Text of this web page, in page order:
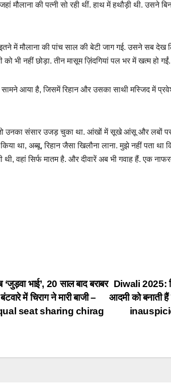
मौलाना की पत्नी सो रही थीं. हाथ में हथौड़ी थी. उसने
में मौलाना की पांच साल की बेटी जाग गई. उसने सब देख
भी नहीं छोड़ा. तीन मासूम ज़िंदगियां पल भर में खत्म हो गईं.
आया है, जिसमें रिहान और उसका साथी मस्जिद में
उनका संसार उजड़ चुका था. आंखों में सूखे आंसू और लबों पर
था, अब्बू, रिहान जैसा खिलौना लाना. मुझे नहीं पता था
वहां सिर्फ मातम है. और दीवारें अब भी गवाह हैं. एक
Diwali 2025:
आदमी को
भाई’, 20 साल बाद बराबर
में चिराग ने मारी बाजी –
seat sharing chirag